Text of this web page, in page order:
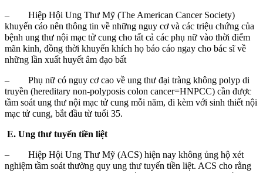
– Hiệp Hội Ung Thư Mỹ (The American Cancer Society)
khuyến cáo nên thông tin về những nguy cơ và các triệu chứng của
bệnh ung thư nội mạc tử cung cho tất cả các phụ nữ vào thời điểm
mãn kinh, đồng thời khuyến khích họ báo cáo ngay cho bác sĩ về
những lần xuất huyết âm đạo bất
– Phụ nữ có nguy cơ cao về ung thư đại tràng không polyp di
truyền (hereditary non-polyposis colon cancer=HNPCC) cần được
tầm soát ung thư nội mạc tử cung mỗi năm, đi kèm với sinh thiết nội
mạc tử cung, bắt đầu từ tuổi 35.
E. Ung thư tuyến tiền liệt
– Hiệp Hội Ung Thư Mỹ (ACS) hiện nay không ủng hộ xét
nghiệm tầm soát thường quy ung thư tuyến tiền liệt. ACS cho rằng